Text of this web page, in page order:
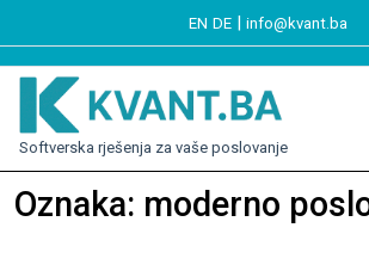
EN DE| info@kvant.ba
Softverska rješenja za vaše poslovanje
Oznaka: moderno